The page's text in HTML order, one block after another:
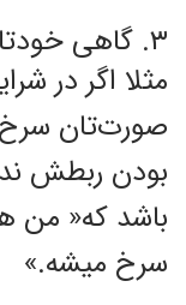
۳. گاهی خودتان را توجیه کنید
مثلا اگر در
صورت‌تان
بودن ربطش
باشد که« من
سرخ میشه.»